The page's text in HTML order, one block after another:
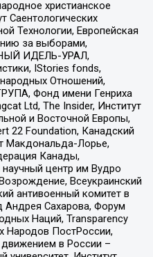
христианское
Саентологических
Технологии, Европейская
за выборами,
ИДЕЛЬ-УРАЛ,
IStories fonds,
Отношений,
Фонд имени Генриха
Ltd, The Insider, Институт
и Восточной Европы,
22 Foundation, Канадский
Макдональда-Лорье,
Канады,
центр им Вудро
Всеукраинский
антивоенный комитет в
Сахарова, Форум
Наций, Transparеncy
Народов ПостРоссии,
в России –